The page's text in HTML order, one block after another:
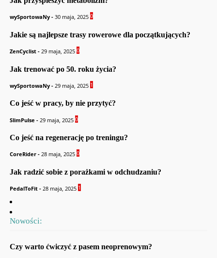
wySportowaNy - 30 maja, 2025 0
Jakie są najlepsze trasy rowerowe dla początkujących?
ZenCyclist - 29 maja, 2025 0
Jak trenować po 50. roku życia?
wySportowaNy - 29 maja, 2025 1
Co jeść w pracy, by nie przytyć?
SlimPulse - 29 maja, 2025 0
Co jeść na regenerację po treningu?
CoreRider - 28 maja, 2025 0
Jak radzić sobie z porażkami w odchudzaniu?
PedalToFit - 28 maja, 2025 1
Nowości:
Czy warto ćwiczyć z pasem neoprenowym?